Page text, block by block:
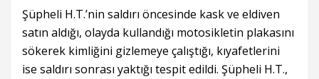
Şüpheli H.T.’nin saldırı öncesinde kask ve eldiven
satın aldığı, olayda kullandığı motosikletin plakasını
sökerek kimliğini gizlemeye çalıştığı, kıyafetlerini
ise saldırı sonrası yaktığı tespit edildi. Şüpheli H.T.,